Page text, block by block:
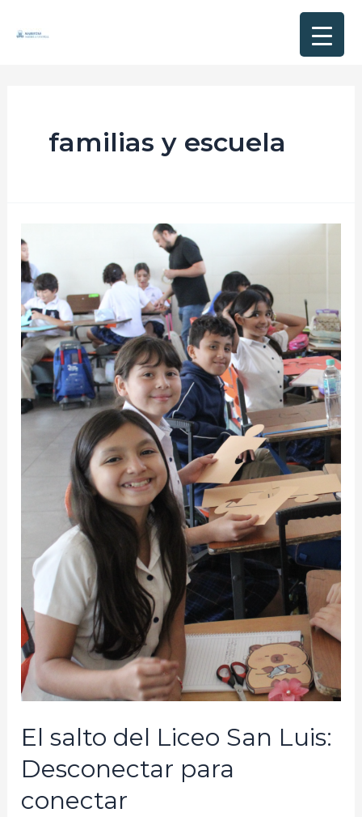
familias y escuela
El salto del Liceo San Luis:
Desconectar para
conectar